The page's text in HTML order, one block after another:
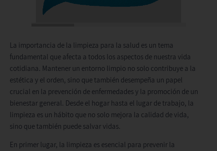
La importancia de la limpieza para la salud es un tema
fundamental que afecta a todos los aspectos de nuestra vida
cotidiana. Mantener un entorno limpio no solo contribuye a la
estética y el orden, sino que también desempeña un papel
crucial en la prevención de enfermedades y la promoción de un
bienestar general. Desde el hogar hasta el lugar de trabajo, la
limpieza es un hábito que no solo mejora la calidad de vida,
sino que también puede salvar vidas.
En primer lugar, la limpieza es esencial para prevenir la